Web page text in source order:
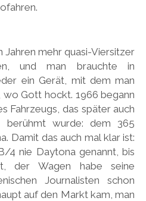
LEXUS
Jahren mehr quasi-Viersitzer
und man brauchte in
ein Gerät, mit dem man
Gott hockt. 1966 begann
Fahrzeugs, das später auch
berühmt wurde: dem 365
Damit das auch mal klar ist:
4 nie Daytona genannt, bis
der Wagen habe seine
Journalisten schon
auf den Markt kam, man